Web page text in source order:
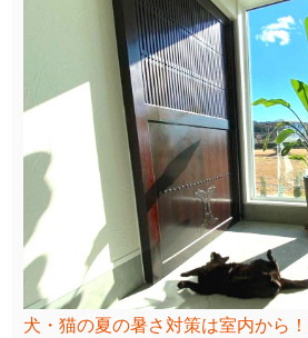
犬・猫の夏の暑さ対策は室内から